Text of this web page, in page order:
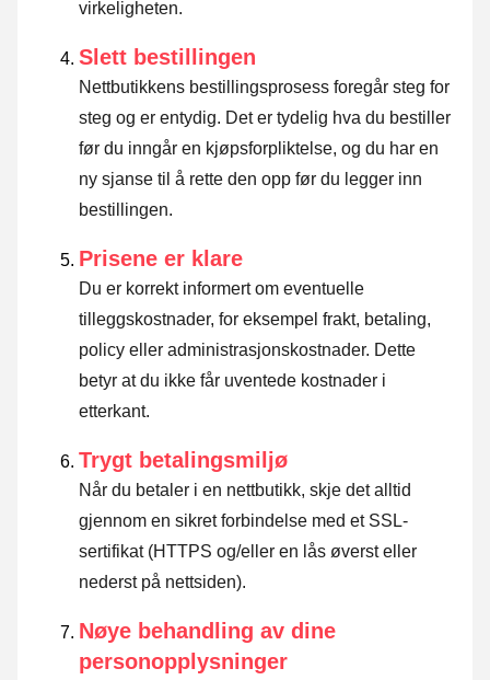
virkeligheten.
Slett bestillingen
Nettbutikkens bestillingsprosess foregår steg for
steg og er entydig. Det er tydelig hva du bestiller
før du inngår en kjøpsforpliktelse, og du har en
ny sjanse til å rette den opp før du legger inn
bestillingen.
Prisene er klare
Du er korrekt informert om eventuelle
tilleggskostnader, for eksempel frakt, betaling,
policy eller administrasjonskostnader. Dette
betyr at du ikke får uventede kostnader i
etterkant.
Trygt betalingsmiljø
Når du betaler i en nettbutikk, skje det alltid
gjennom en sikret forbindelse med et SSL-
sertifikat (HTTPS og/eller en lås øverst eller
nederst på nettsiden).
Nøye behandling av dine
personopplysninger